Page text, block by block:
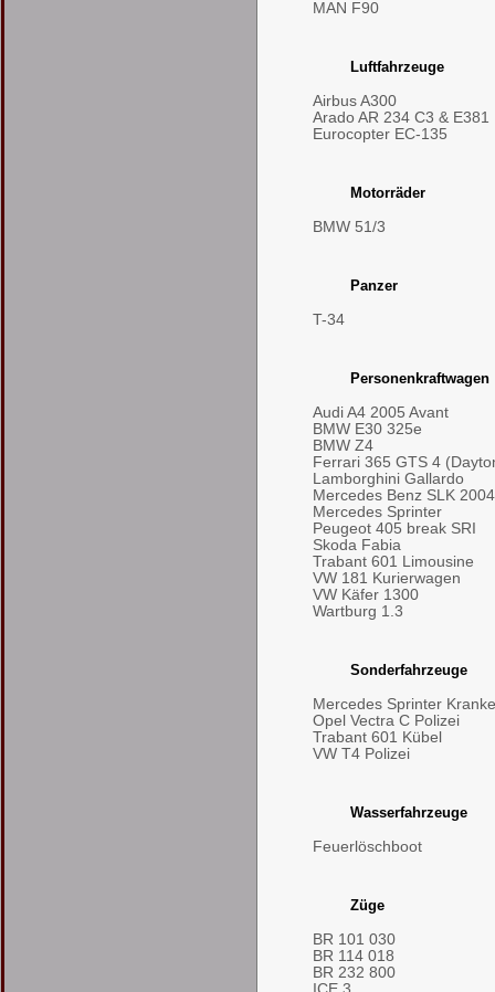
MAN F90
Luftfahrzeuge
Airbus A300
Arado AR 234 C3 & E381
Eurocopter EC-135
Motorräder
BMW 51/3
Panzer
T-34
Personenkraftwagen
Audi A4 2005 Avant
BMW E30 325e
BMW Z4
Ferrari 365 GTS 4
Lamborghini Gallardo
Mercedes Benz SLK
Mercedes Sprinter
Peugeot 405 break SRI
Skoda Fabia
Trabant 601 Limousine
VW 181 Kurierwagen
VW Käfer 1300
Wartburg 1.3
Sonderfahrzeuge
Mercedes Sprinter
Opel Vectra C Polizei
Trabant 601 Kübel
VW T4 Polizei
Wasserfahrzeuge
Feuerlöschboot
Züge
BR 101 030
BR 114 018
BR 232 800